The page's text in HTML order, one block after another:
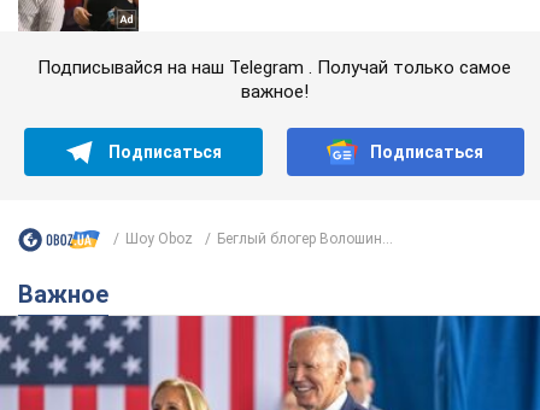
Подписывайся на наш Telegram . Получай только самое
важное!
Подписаться Подписаться
Шоу Oboz Беглый блогер Волошин...
Важное